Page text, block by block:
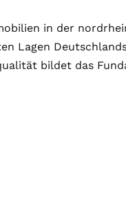
in der
Lagen
bildet das